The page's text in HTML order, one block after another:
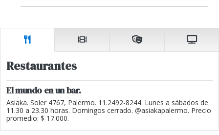
Restaurantes
El mundo en un bar.
Asiaka. Soler 4767, Palermo. 11.2492-8244. Lunes a sábados de
11.30 a 23.30 horas. Domingos cerrado. @asiakapalermo. Precio
promedio: $ 17.000.